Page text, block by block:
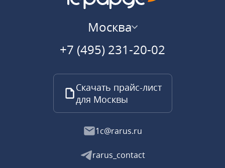
Москва
+7 (495) 231-20-02
Скачать прайс-лист
для Москвы
1c@rarus.ru
rarus_contact